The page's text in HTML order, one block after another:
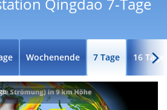
Wochenende 7 Tage 16 Tage